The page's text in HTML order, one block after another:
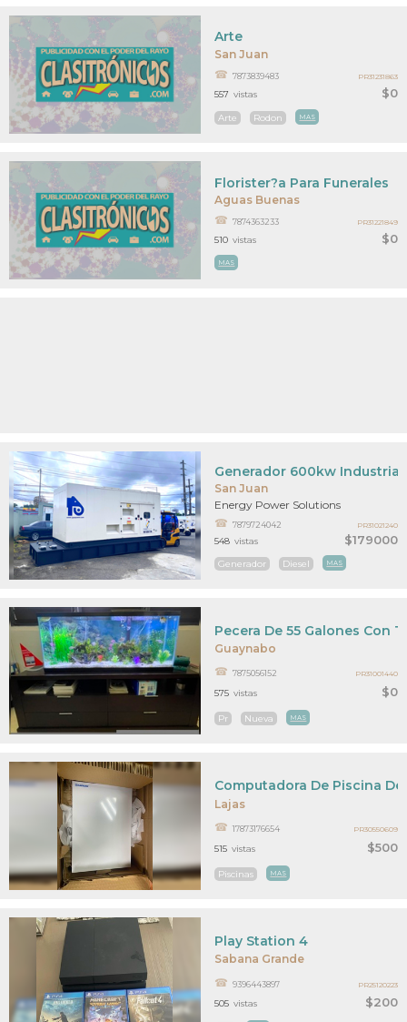
San Juan
$0
Arte
7873839483
Arte Rodon MAS
557 vistas
PR31231863
Aguas Buenas
$0
Florister?a Para Funerales
7874363233
MAS
510 vistas
PR31221849
San Juan
$179000
Generador 600kw Industrial
Energy Power Solutions
7879724042
Generador Diesel MAS
548 vistas
PR31021240
Guaynabo
$0
Pecera De 55 Galones Con
7875056152
Pr Nueva MAS
575 vistas
PR31001440
Lajas
$500
Computadora De Piscina De
17873176654
Piscinas MAS
515 vistas
PR30550609
Sabana Grande
$200
Play Station 4
9396443897
505 vistas
PR25120223